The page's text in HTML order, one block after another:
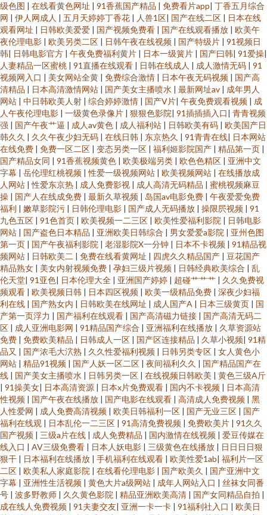
级色图 | 在线看黄色网址 | 91香蕉国产精品 | 免费看片app| 丁香五月综合
网 | 伊人网成人 | 五月天婷婷丁香花 | 人兽1区| 国产在线二区 | 日本在线
观看网址 | 日韩欧美爱爱 | 国产视频免费看 | 国产在线观看播放 | 欧美午
夜伦理电影 | 欧美另类二区 | 日韩午夜在线视频 | 国产特级片 | 91视频日
韩| 日韩电影官方 | 午夜免费福利黄片 | 日本一级簧片 | 国产曰韩| 91爱操|
人妻精品一区蜜桃 | 91直播在线观看 | 日韩在线成人 | 成人激情无码 | 91
视频网入口 | 美女网站全黄 | 免费综合激情 | 日本午夜无码视频 | 国产高
清精品 | 日本高清激情网站 | 国产美女主播喷水 | 最新网址av | 成年男人
网站 | 中日韩欧美人射 | 综合婷婷激情 | 国产V片| 午夜免费观看视频 | 成
人午夜伦理电影 | 一级黄色录像片 | 狠狠色影院| 91插插插入口| 青青视频
强 | 国产午夜艹逼 | 成人av黄色 | 成人福利站 | 日韩欧美有码 | 欧美国产日
韩久久 | 久久午夜少妇无码 | 在线日韩 | 东京热久 | 91青青在线| 日本网站
在线免费 | 免费一区二区 | 变态另类一区 | 福利姬影院国产 | 精品第一页 |
国产精品女同 | 91香蕉视频黄色 | 欧美极端另类 | 欧色色精区 | 亚洲中文
字幕 | 岳伦理红桃视频 |性爱一级视频网站 | 欧美视频网站 | 在线播放成
人网站 |性爱东京热 | 成人免费影视 | 成人高清无码精品 | 蜜桃视频麻豆
操 | 国产人在线成免费 | 最新久草视频 | 岛国av电影免费 | 午夜爱爱免费
福利 | 嫩草影院污 | 日韩伦理电影 | 国产成人无码播放 | 操限屄视频 | 91
九色五区 | 91色首页 | 欧美视频一二三区 | 欧美性爱福利影院 | 日韩电影
网站 | 国产盗色日本精品 | 亚洲欧美日韩综合 | 男女爱爱a影院 | 亚州色图
第一页 | 国产午夜福利影院 | 老湿影院X一分钟 | 日本不卡视频 | 91精品视
频网站 | 日韩欧美二 | 免费在线看黄网址 | 四虎久久精品国产 | 豆花国产
精品熟女 | 美女内射视频免费 | 孕妇三级片视频 | 日韩经典欧美综合 | 乱
伦天堂| 91亚色| 日本伦理大全 | 亚洲国产婷婷 | 超碰艹艹艹 | 久久免费视
频观看 | 欧美视频日韩 | 日本四区视频 | 欧美一级精品免费 | 深夜少妇福
利在线 | 国产熟女内 | 日韩欧美在线网址 | 成人国产A | 日本三级黄页 | 国
产第一页浮力 | 国产福利在线观看 | 国产高清磁力链接 | 国产高清无码二
区 | 成人亚洲电影网 | 91精品国产综合 | 亚洲福利在线播放 | 久草资源站
免费 | 免费欧美精品 | 日韩成人一区 | 国产区连接精品 | 久草小视频| 91精
品又 | 国产浓毛大泬熟 | 久久性爱福利视频 | 日韩另类专区 | 女人黄色小
网站 | 精品91视频 | 国产人妖一区二区 | 夜间福利久久 | 国产精品国产在
线 | 国产美女主播喷水 | 日韩另类一区 | 在线视频日韩欧美 | 黄色三级A斤
| 91操美女| 日本高清资源 | 日本x片免费观看 | 国内不卡视频 | 日本高清
性视频 | 国产午夜在线播放 | 国产电影在线观看 | 高清成人免费视频 | 黑
人性爱网 | 成人免费高清视频 | 欧美日韩福利一区 | 国产无业三区 | 国产
福利在线观 | 日本乱伦一二三区 | 91高清免费视频 | 免费欧美片 | 91久久
国产视频 | 三级a片在线 | 成人免费精品 | 国内激情在线视频 | 爱豆传媒在
线入口 | AV三级免费看 | 日本人妖电影 | 三级黄色在线播放 | 日日日日狠
狠干 | 日本福利在线播放 | 手机福利在线观看 | 欧美性爱1ab| 福利片一区
二区 | 欧美私人家庭影院 | 在线看伦理电影 | 国产欧美久 | 国产亚洲中文
字幕 | 亚洲性生活视频 | 黄色大片a级网站 | 成年人网站入口 | 丝袜女同番
号 | 波多野教师 | 久久黄色影院 | 精品亚洲欧美高清 | 国产女同精品自拍 |
成在线人免费视频 | 91夫妻交友| 亚洲一卡一卡 | 91福利社入口 | 欧美日